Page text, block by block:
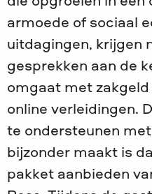
armoede of sociaal
uitdagingen, krijgen
gesprekken aan de
omgaat met
online verleidingen.
te ondersteunen
bijzonder maakt is
pakket aanbieden